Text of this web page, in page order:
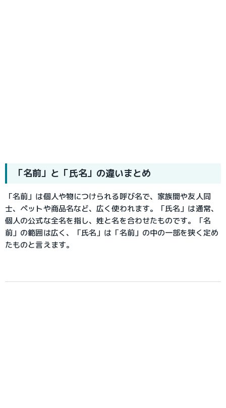
「名前」と「氏名」の違いまとめ
「名前」は個人や物につけられる呼び名で、家族間や友人同
士、ペットや商品名など、広く使われます。「氏名」は通常、
個人の公式な全名を指し、姓と名を合わせたものです。「名
前」の範囲は広く、「氏名」は「名前」の中の一部を狭く定め
たものと言えます。